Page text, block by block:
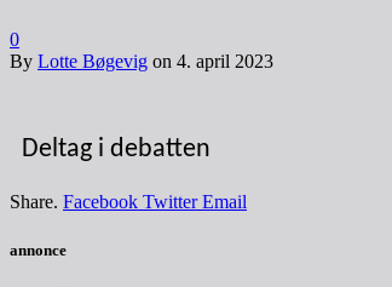
0
By Lotte Bøgevig on 4. april 2023
Deltag i debatten
Share. Facebook Twitter Email
annonce